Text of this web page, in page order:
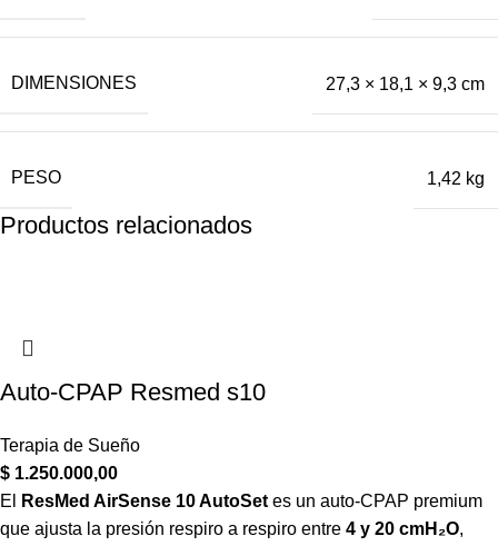
DIMENSIONES 27,3 × 18,1 × 9,3 cm
PESO 1,42 kg
Productos relacionados
Auto-CPAP Resmed s10
Terapia de Sueño
$ 1.250.000,00
El
ResMed AirSense 10 AutoSet es un auto-CPAP premium
que ajusta la presión respiro a respiro entre 4 y 20 cmH₂O,